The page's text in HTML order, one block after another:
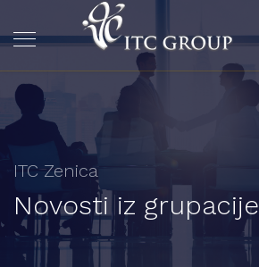
ITC Zenica
Novosti iz grupacije